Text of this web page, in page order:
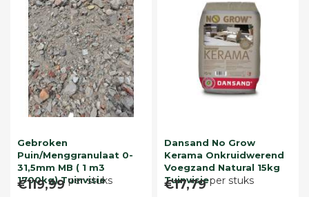
Gebroken
Puin/Menggranulaat 0-
31,5mm MB ( 1 m3
1700kg) Tuinvisie
€119,99 per stuks
Dansand No Grow
Kerama Onkruidwerend
Voegzand Natural 15kg
Tuinvisie
€17,79per stuks